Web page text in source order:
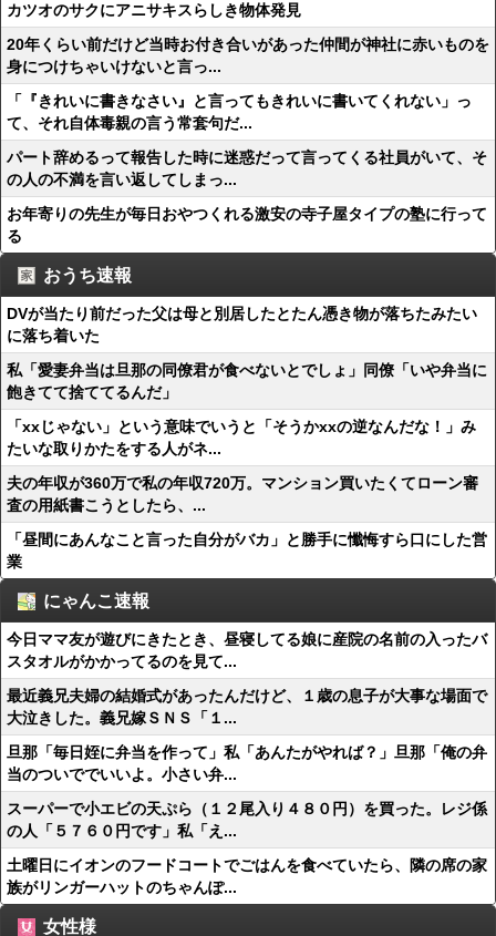
カツオのサクにアニサキスらしき物体発見
20年くらい前だけど当時お付き合いがあった仲間が神社に赤いものを
身につけちゃいけないと言っ...
「『きれいに書きなさい』と言ってもきれいに書いてくれない」っ
て、それ自体毒親の言う常套句だ...
パート辞めるって報告した時に迷惑だって言ってくる社員がいて、そ
の人の不満を言い返してしまっ...
お年寄りの先生が毎日おやつくれる激安の寺子屋タイプの塾に行って
る
おうち速報
DVが当たり前だった父は母と別居したとたん憑き物が落ちたみたい
に落ち着いた
私「愛妻弁当は旦那の同僚君が食べないとでしょ」同僚「いや弁当に
飽きてて捨ててるんだ」
「xxじゃない」という意味でいうと「そうかxxの逆なんだな！」み
たいな取りかたをする人がネ...
夫の年収が360万で私の年収720万。マンション買いたくてローン審
査の用紙書こうとしたら、...
「昼間にあんなこと言った自分がバカ」と勝手に懺悔すら口にした営
業
にゃんこ速報
今日ママ友が遊びにきたとき、昼寝してる娘に産院の名前の入ったバ
スタオルがかかってるのを見て...
最近義兄夫婦の結婚式があったんだけど、１歳の息子が大事な場面で
大泣きした。義兄嫁ＳＮＳ「１...
旦那「毎日姪に弁当を作って」私「あんたがやれば？」旦那「俺の弁
当のついででいいよ。小さい弁...
スーパーで小エビの天ぷら（１２尾入り４８０円）を買った。レジ係
の人「５７６０円です」私「え...
土曜日にイオンのフードコートでごはんを食べていたら、隣の席の家
族がリンガーハットのちゃんぽ...
女性様